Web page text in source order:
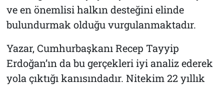
ve en önemlisi halkın desteğini elinde
bulundurmak olduğu vurgulanmaktadır.
Yazar, Cumhurbaşkanı Recep Tayyip
Erdoğan’ın da bu gerçekleri iyi analiz ederek
yola çıktığı kanısındadır. Nitekim 22 yıllık